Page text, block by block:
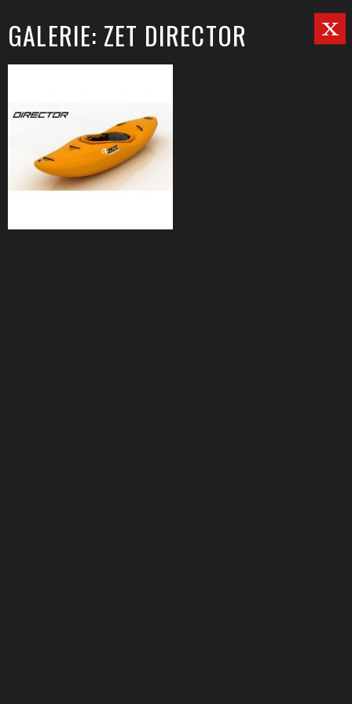
GALERIE: ZET DIRECTOR